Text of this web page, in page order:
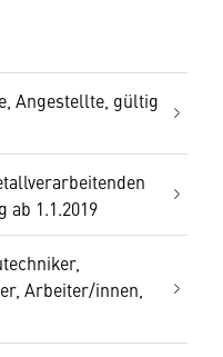
Angestellte, gültig
ab 1.1.2019
Arbeiter/innen,